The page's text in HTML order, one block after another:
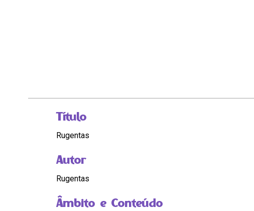
Título
Rugentas
Autor
Rugentas
Âmbito e Conteúdo